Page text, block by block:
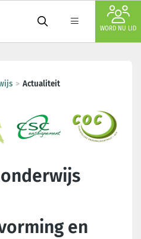
WORD NU LID
Actualiteit
en